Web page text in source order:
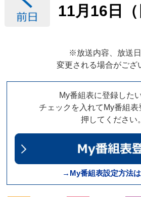
11月16日（
※放送内容、放送
変更される場合がござ
My番組表に登録した
チェックを入れてMy番組表
押してください。
→My番組表設定方法